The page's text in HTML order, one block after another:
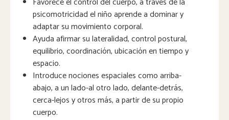
psicomotricidad el niño aprende a dominar y
adaptar su movimiento corporal.
Ayuda afirmar su lateralidad, control postural,
equilibrio, coordinación, ubicación en tiempo y
espacio.
Introduce nociones espaciales como arriba-
abajo, a un lado-al otro lado, delante-detrás,
cerca-lejos y otros más, a partir de su propio
cuerpo.